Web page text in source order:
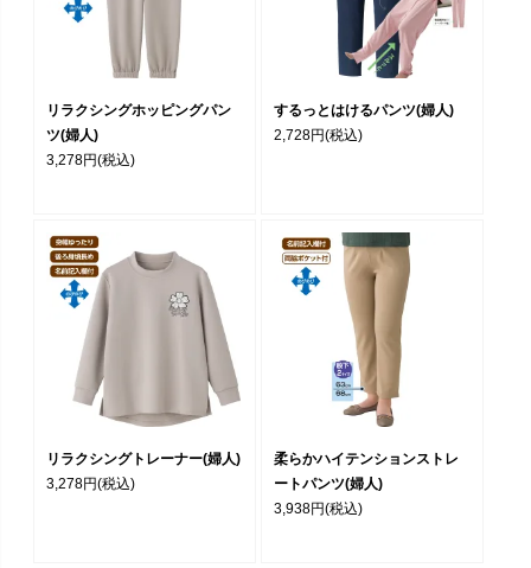
リラクシングホッピングパン
ツ(婦人)
3,278円(税込)
するっとはけるパンツ(婦人)
2,728円(税込)
リラクシングトレーナー(婦人)
3,278円(税込)
柔らかハイテンションストレ
ートパンツ(婦人)
3,938円(税込)